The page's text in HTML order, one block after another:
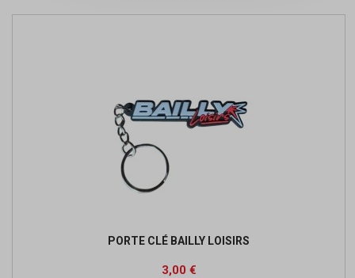
PORTE CLÉ BAILLY LOISIRS
Prix
3,00 €